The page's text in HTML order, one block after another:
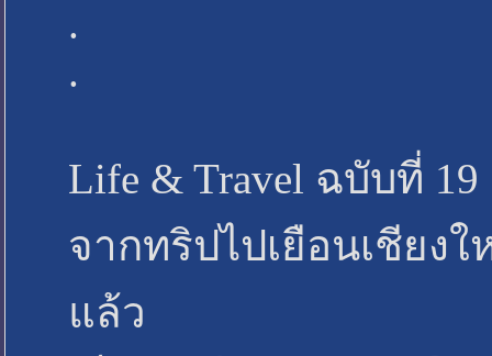
.
.
Life & Travel ฉบับที่
จากทริปไปเยือนเชียง
แล้ว